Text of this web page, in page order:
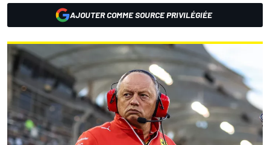
AJOUTER COMME SOURCE PRIVILÉGIÉE